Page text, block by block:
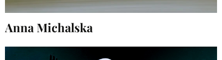
Anna Michalska